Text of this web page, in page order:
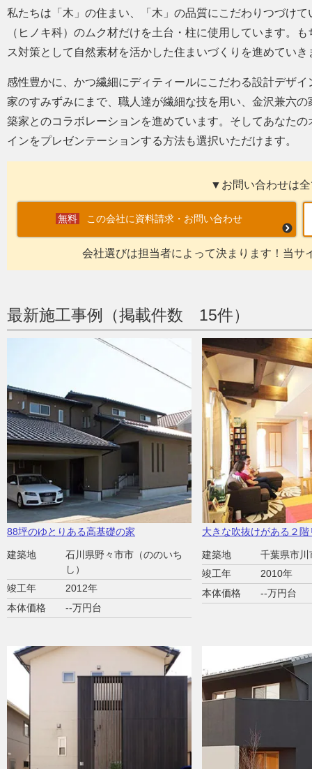
私たちは「木」の住まい、「木」の品質にこだわりつづけ
（ヒノキ科）のムク材だけを土台・柱に使用しています。
ス対策として自然素材を活かした住まいづくりを進めていき
感性豊かに、かつ繊細にディティールにこだわる設計デザイ
家のすみずみにまで、職人達が繊細な技を用い、金沢兼六
築家とのコラボレーションを進めています。そしてあなた
インをプレゼンテーションする方法も選択いただけます。
▼お問い合わせは
この会社に資料請求・お問い合わせ
会社選びは担当者によって決まります！当サ
最新施工事例（掲載件数 15件）
88坪のゆとりある高基礎の家
建築地
石川県野々市市（ののいち
し）
竣工年
2012年
本体価格
--万円台
大きな吹抜けがある２
建築地
千葉県市川
竣工年
2010年
本体価格
--万円台